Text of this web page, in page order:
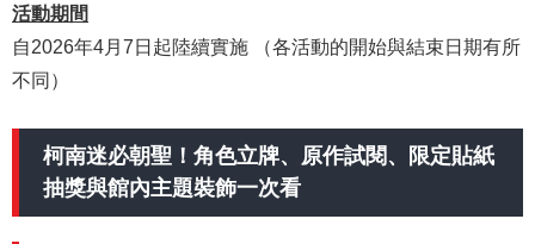
活動期間
自2026年4月7日起陸續實施 （各活動的開始與結束日期有所
不同）
柯南迷必朝聖！角色立牌、原作試閱、限定貼紙
抽獎與館內主題裝飾一次看